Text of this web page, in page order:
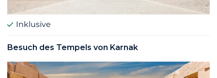
Inklusive
Besuch des Tempels von Karnak